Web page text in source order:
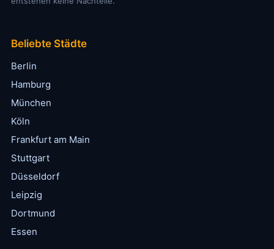
Beliebte Städte
Berlin
Hamburg
München
Köln
Frankfurt am Main
Stuttgart
Düsseldorf
Leipzig
Dortmund
Essen